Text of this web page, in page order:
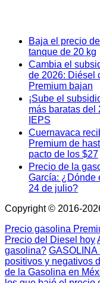
Baja el precio
tanque de 20 kg
Cambia el
de 2026: Diésel
Premium bajan
¡Sube el
más baratas del
IEPS
Cuernavaca
Premium de
pacto de los $27
Precio de la
García: ¿Dónde
24 de julio?
Copyright © 2016-
Precio gasolina
Precio del Diesel hoy
gasolina? GASOLINA
positivos y negativos
de la Gasolina en